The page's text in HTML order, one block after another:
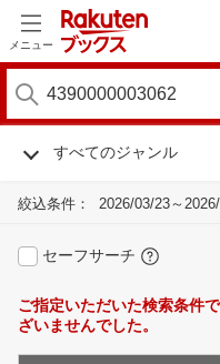
メニュー
すべてのジャンル
絞込条件： 2026/03/23～
セーフサーチ
ご指定いただいた検索条件
ざいませんでした。